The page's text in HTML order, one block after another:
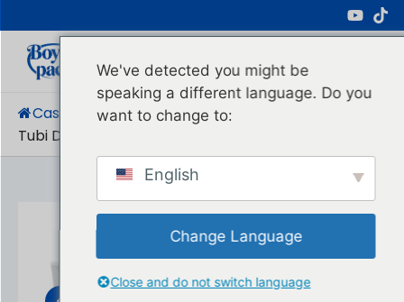
Cosmetici
Casa Prodotti / Tubo Di Crema
Tubi Di Plastica A Colori Personalizzati...
per la protezione
We've detected you might be
speaking a different language. Do you
want to change to:
English
Change Language
Close and do not switch language